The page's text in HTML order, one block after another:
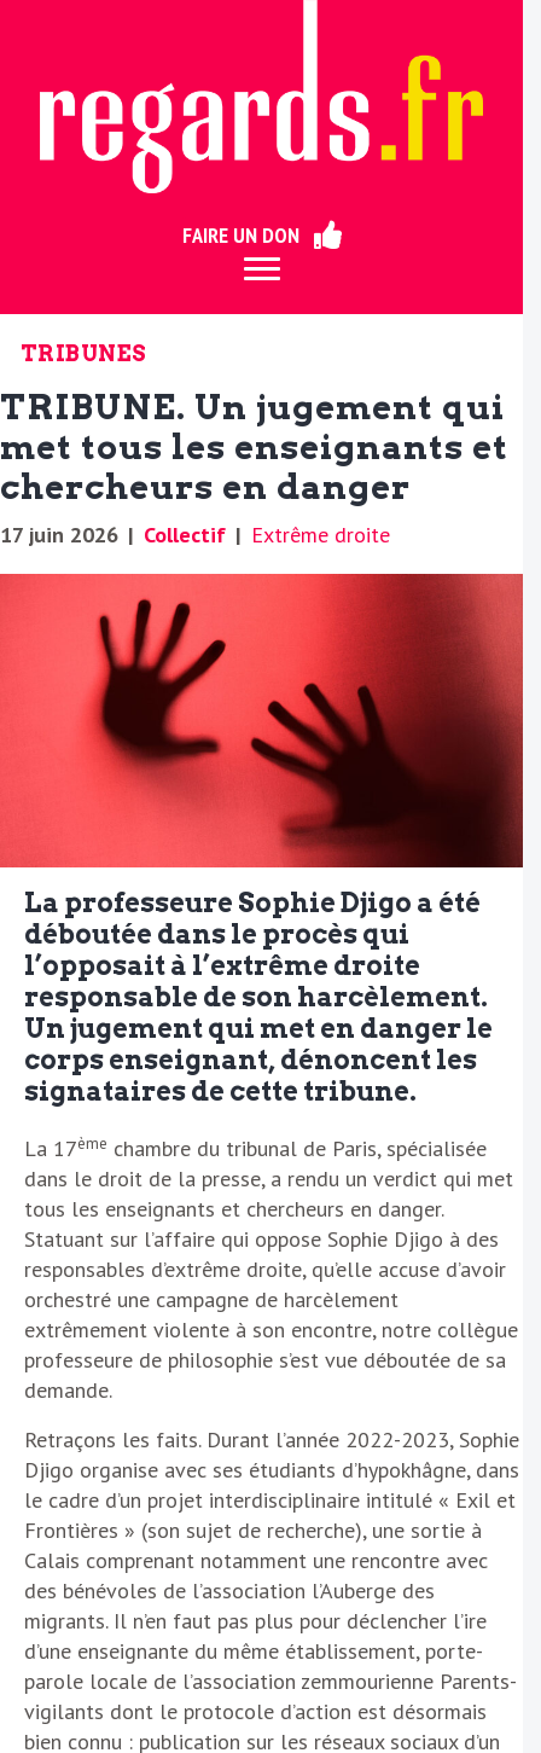
FAIRE UN DON
TRIBUNES
TRIBUNE. Un jugement qui
met tous les enseignants et
chercheurs en danger
17 juin 2026 | Collectif | Extrême droite
La professeure Sophie Djigo a été
déboutée dans le procès qui
l’opposait à l’extrême droite
responsable de son harcèlement.
Un jugement qui met en danger le
corps enseignant, dénoncent les
signataires de cette tribune.
La 17ème chambre du tribunal de Paris, spécialisée
dans le droit de la presse, a rendu un verdict qui met
tous les enseignants et chercheurs en danger.
Statuant sur l’affaire qui oppose Sophie Djigo à des
responsables d’extrême droite, qu’elle accuse d’avoir
orchestré une campagne de harcèlement
extrêmement violente à son encontre, notre collègue
professeure de philosophie s’est vue déboutée de sa
demande.
Retraçons les faits. Durant l’année 2022-2023, Sophie
Djigo organise avec ses étudiants d’hypokhâgne, dans
le cadre d’un projet interdisciplinaire intitulé « Exil et
Frontières » (son sujet de recherche), une sortie à
Calais comprenant notamment une rencontre avec
des bénévoles de l’association l’Auberge des
migrants. Il n’en faut pas plus pour déclencher l’ire
d’une enseignante du même établissement, porte-
parole locale de l’association zemmourienne Parents-
vigilants dont le protocole d’action est désormais
bien connu : publication sur les réseaux sociaux d’un